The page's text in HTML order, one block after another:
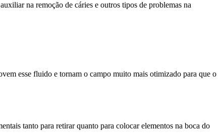
na remoção de cáries e outros tipos de problemas na
esse fluido e tornam o campo muito mais otimizado para que o
tanto para retirar quanto para colocar elementos na boca do